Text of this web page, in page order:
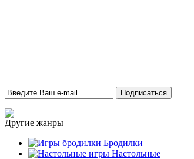
Другие жанры
Бродилки
Настольные